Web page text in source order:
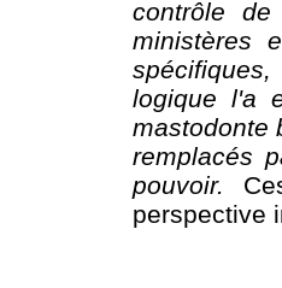
contrôle
ministères
logique l'a
mastodonte
remplacés
pouvoir.
perspective